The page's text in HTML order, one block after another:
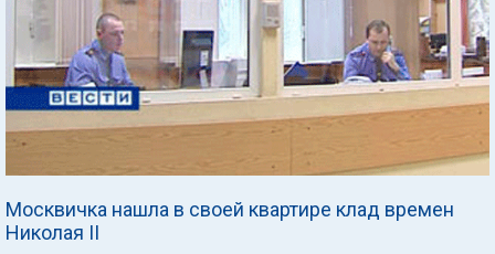
Москвичка нашла в своей квартире клад времен
Николая II